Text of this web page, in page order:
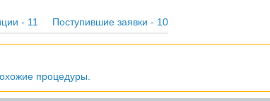
- 11 Поступившие заявки - 10
процедуры.